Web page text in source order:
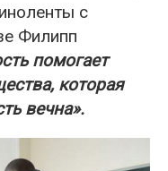
с
Филипп
помогает
которая
вечна».